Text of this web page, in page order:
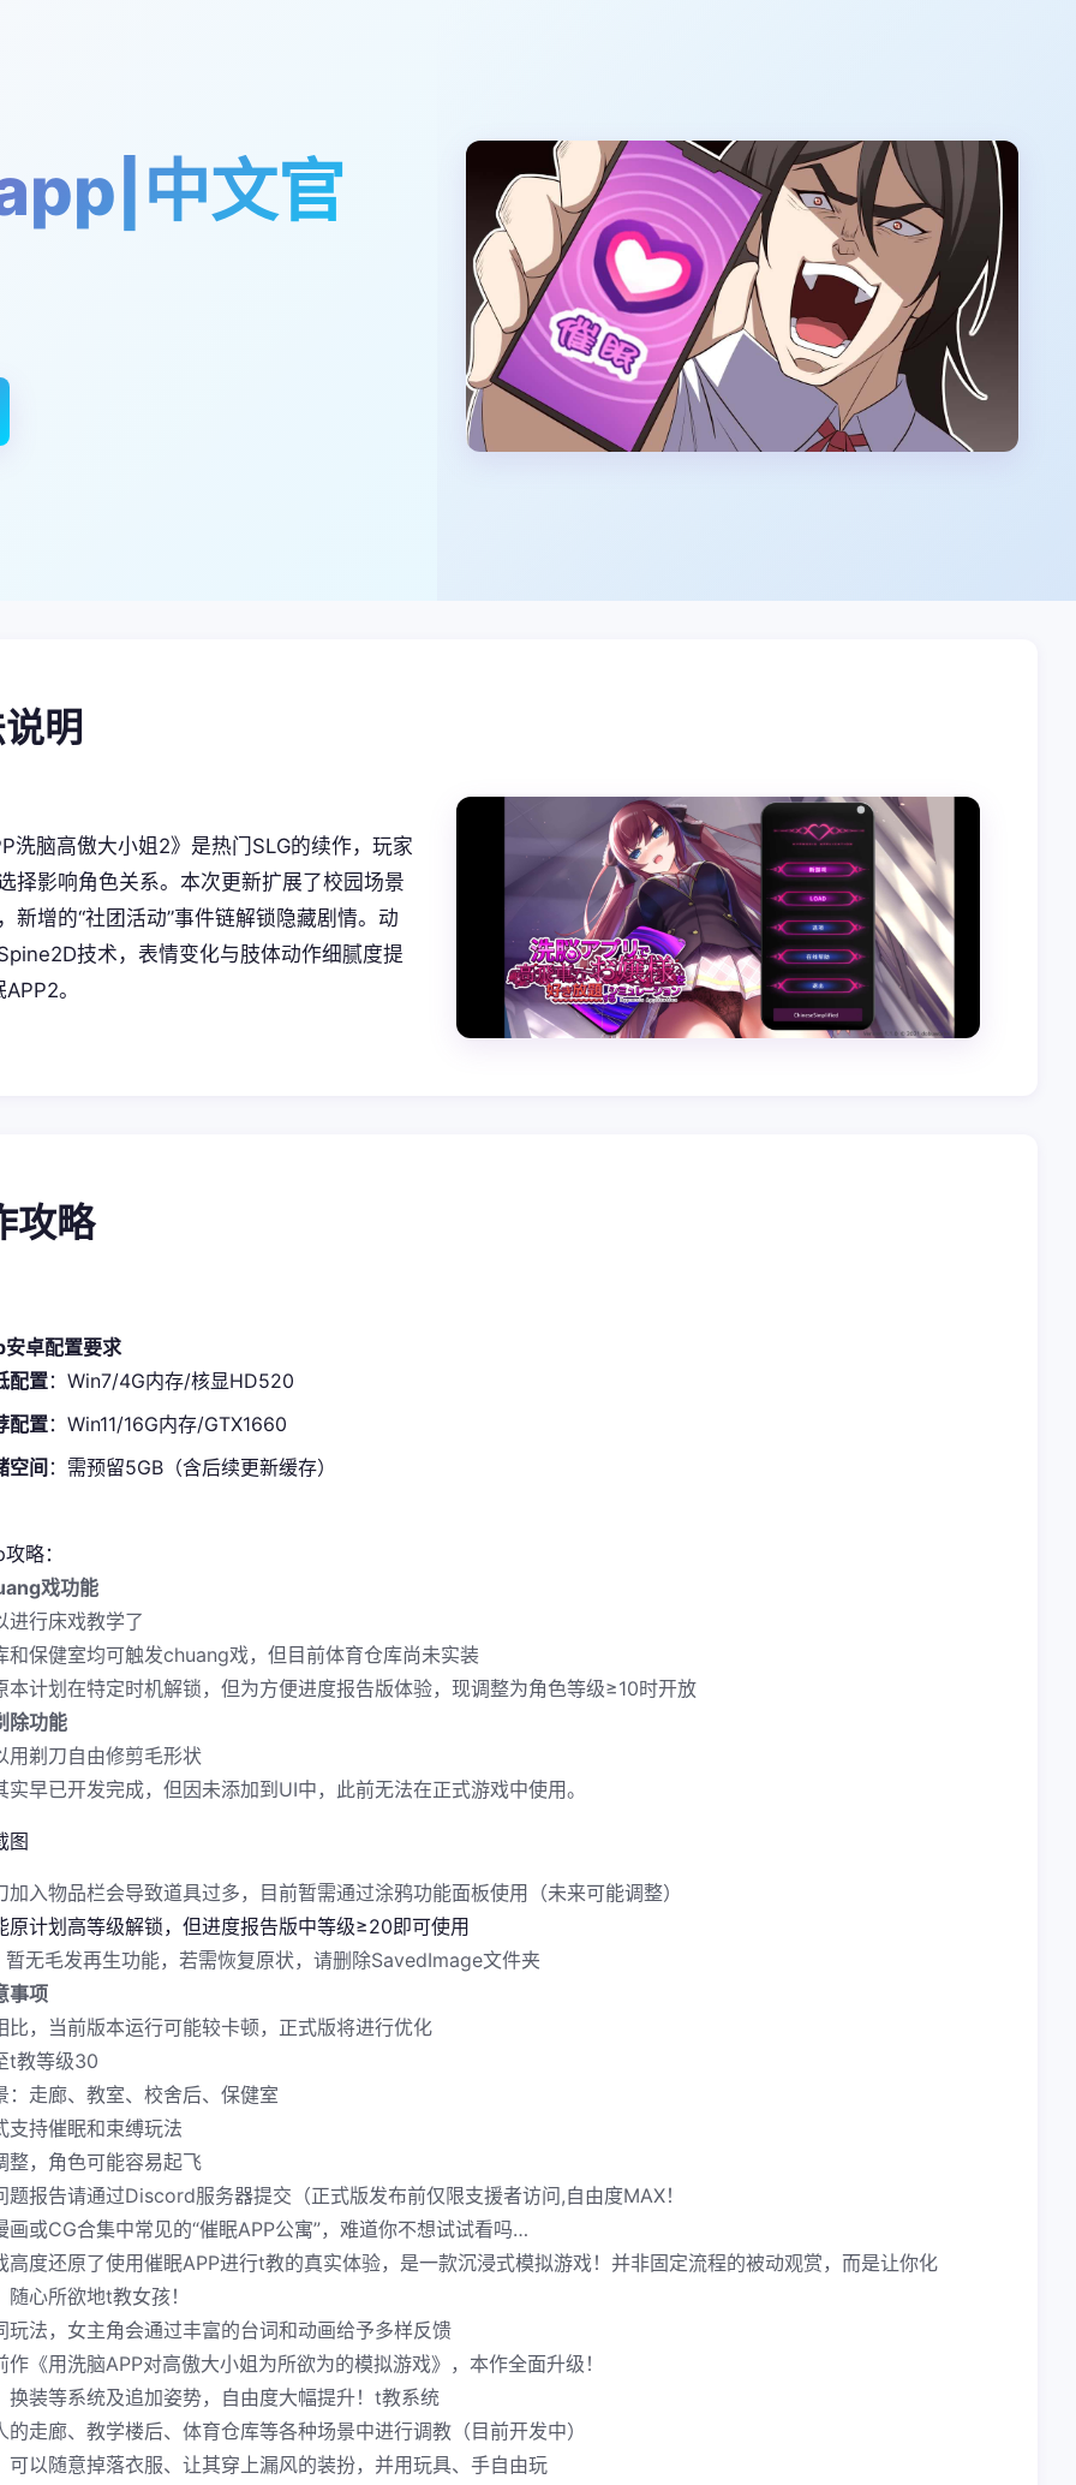
中文官
明
洗脑高傲大小姐2》是热门SLG的续作，玩家
择影响角色关系。本次更新扩展了校园场景
新增的“社团活动”事件链解锁隐藏剧情。动
技术，表情变化与肢体动作细腻度提
。
攻略
卓配置要求
配置​​：Win7/4G内存/核显HD520
配置​​：Win11/16G内存/GTX1660
空间​ ​：需预留5GB（含后续更新缓存）
略：
戏功能
进行床戏教学了
和保健室均可触发chuang戏，但目前体育仓库尚未实装
本计划在特定时机解锁，但为方便进度报告版体验，现调整为角色等级≥10时开放
除功能
用剃刀自由修剪毛形状
实早已开发完成，但因未添加到UI中，此前无法在正式游戏中使用。
加入物品栏会导致道具过多，目前暂需通过涂鸦功能面板使用（未来可能调整）
原计划高等级解锁，但进度报告版中等级≥20即可使用
暂无毛发再生功能，若需恢复原状，请删除SavedImage文件夹
事项
比，当前版本运行可能较卡顿，正式版将进行优化
t教等级30
：走廊、教室、校舍后、保健室
支持催眠和束缚玩法
整，角色可能容易起飞
题报告请通过Discord服务器提交（正式版发布前仅限支援者访问,自由度MAX！
画或CG合集中常见的“催眠APP公寓”，难道你不想试试看吗…
高度还原了使用催眠APP进行t教的真实体验，是一款沉浸式模拟游戏！并非固定流程的被动观赏，而是让你化
随心所欲地t教女孩！
玩法，女主角会通过丰富的台词和动画给予多样反馈
作《用洗脑APP对高傲大小姐为所欲为的模拟游戏》，本作全面升级！
换装等系统及追加姿势，自由度大幅提升！t教系统
的走廊、教学楼后、体育仓库等各种场景中进行调教（目前开发中）
可以随意掉落衣服、让其穿上漏风的装扮，并用玩具、手自由玩